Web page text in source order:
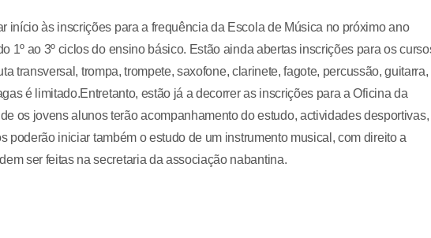
início às inscrições para a frequência da Escola de Música no próximo ano
1º ao 3º ciclos do ensino básico. Estão ainda abertas inscrições para os
transversal, trompa, trompete, saxofone, clarinete, fagote, percussão, guitarra,
é limitado.Entretanto, estão já a decorrer as inscrições para a Oficina da
os jovens alunos terão acompanhamento do estudo, actividades desportivas,
poderão iniciar também o estudo de um instrumento musical, com direito a
ser feitas na secretaria da associação nabantina.